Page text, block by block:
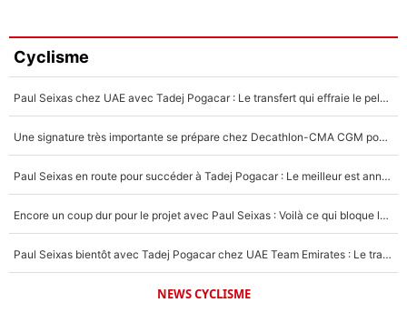
Cyclisme
Paul Seixas chez UAE avec Tadej Pogacar : Le transfert qui effraie le peloton, «c’est la pire des choses qui puisse arriver»
Une signature très importante se prépare chez Decathlon-CMA CGM pour aider Paul Seixas à gagner le Tour de France 2027
Paul Seixas en route pour succéder à Tadej Pogacar : Le meilleur est annoncé pour l’avenir de la pépite française
Encore un coup dur pour le projet avec Paul Seixas : Voilà ce qui bloque le transfert d’un coureur chez Decathlon-CMA CGM
Paul Seixas bientôt avec Tadej Pogacar chez UAE Team Emirates : Le transfert surprise qui se prépare après le Tour de France 2026 !
NEWS CYCLISME